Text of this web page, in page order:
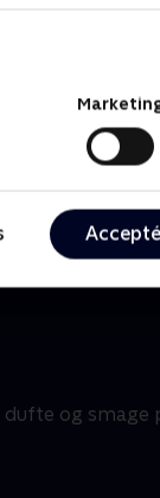
Meyerheim &
Shows • 5
og smage